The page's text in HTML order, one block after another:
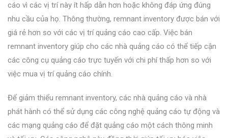
cáo vì các vị trí này ít hấp dẫn hơn hoặc không đáp ứng đúng
nhu cầu của họ. Thông thường, remnant inventory được bán với
giá rẻ hơn so với các vị trí quảng cáo cao cấp. Việc bán
remnant inventory giúp cho các nhà quảng cáo có thể tiếp cận
các công cụ quảng cáo trực tuyến với chi phí thấp hơn so với
việc mua vị trí quảng cáo chính.
Để giảm thiểu remnant inventory, các nhà quảng cáo và nhà
phát hành có thể sử dụng các công nghệ quảng cáo tự động và
các mạng quảng cáo để đặt quảng cáo một cách thông minh